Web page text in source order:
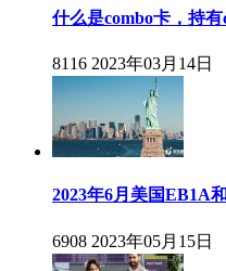
什么是combo卡，持
8116 2023年03月14日
2023年6月美国EB1A
6908 2023年05月15日